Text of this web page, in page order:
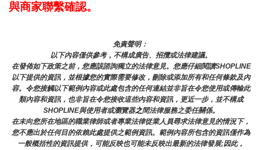
與商家聯繫確認。
免責聲明：
以下內容僅供參考，不構成廣告、招攬或法律建議。
在發佈如下政策之前，您應該諮詢獨立的法律意見。您應仔細閱讀SHOPLINE
以下提供的資訊，並根據您的實際需要修改，刪除或添加所有和任何條款及內
容。令您接觸以下範例內容或此處包含的任何連結並非旨在令您使用或傳輸此
類內容和資訊，也非旨在令您接收這些內容和資訊，更近一步，並不構成
SHOPLINE與使用者或瀏覽器之間法律服務之委任關係。
在未向您所在地區的職業律師或者專業法律從業人員尋求法律意見的情況下，
您不應出於任何目的依賴此處提供之範例資訊。範例內容所包含的資訊僅作為
一般概括性的資訊提供，可能反映也可能未反映出最新的法律發展;因此，